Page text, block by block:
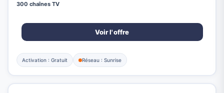
300 chaînes TV
Voir l'offre
Activation : Gratuit Réseau : Sunrise